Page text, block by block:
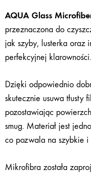
AQUA Glass
przeznaczona do
jak szyby, lusterka oraz
perfekcyjnej klarowności.
Dzięki odpowiednio
skutecznie usuwa tłusty
pozostawiając
smug. Materiał jest
co pozwala na szybkie i
Mikrofibra została